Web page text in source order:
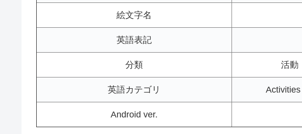
絵文字名
英語表記
分類 活動
英語カテゴリ
Android ver.